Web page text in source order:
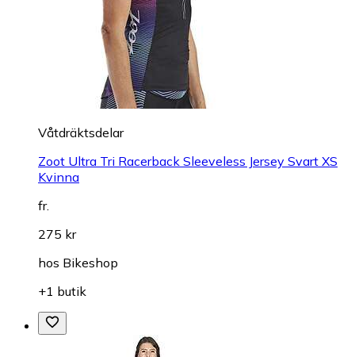
Våtdräktsdelar
Zoot Ultra Tri Racerback Sleeveless Jersey Svart XS
Kvinna
fr.
275 kr
hos Bikeshop
+1 butik